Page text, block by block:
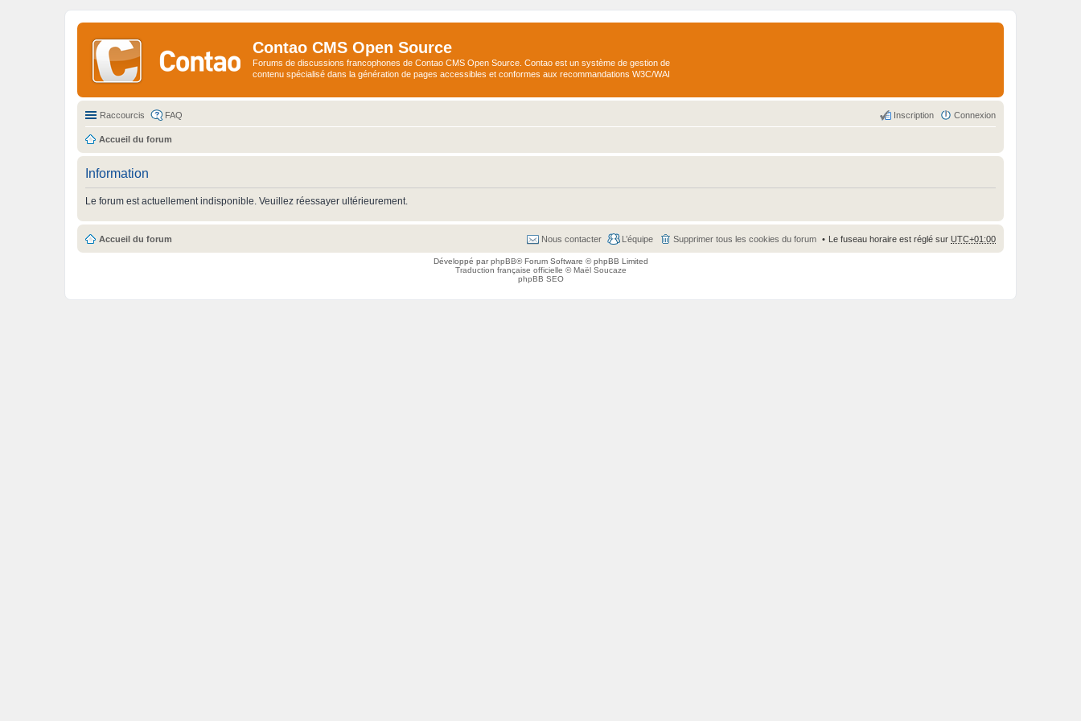
Contao CMS Open Source
Forums de discussions francophones de Contao CMS Open Source. Contao est un système de gestion de
contenu spécialisé dans la génération de pages accessibles et conformes aux recommandations W3C/WAI
Raccourcis FAQ Connexion
Inscription
Accueil du forum
Information
Le forum est actuellement indisponible. Veuillez réessayer ultérieurement.
Accueil du forum Le fuseau horaire est réglé sur UTC+01:00
Supprimer tous les cookies du forum
L’équipe
Nous contacter
Développé parphpBB® Forum Software © phpBB Limited
Traduction française officielle ©Maël Soucaze
phpBB SEO